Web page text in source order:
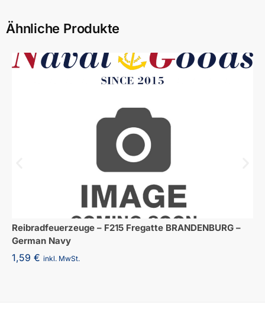
Ähnliche Produkte
Reibradfeuerzeuge – F215 Fregatte BRANDENBURG –
German Navy
1,59 € inkl. MwSt.